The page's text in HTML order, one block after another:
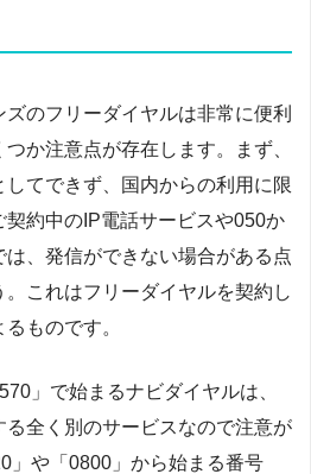
のフリーダイヤルは非常に便利
か注意点が存在します。まず、
てできず、国内からの利用に限
契約中のIP電話サービスや050か
、発信ができない場合がある点
これはフリーダイヤルを契約し
ものです。
」で始まるナビダイヤルは、
全く別のサービスなので注意が
」や「0800」から始まる番号